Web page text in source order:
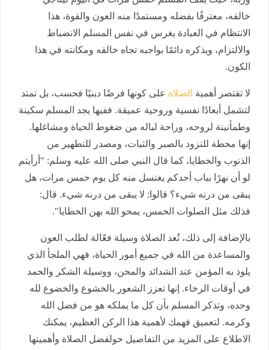
خالقه، معترفًا بفضله ومستمدًا منه العون والقوة، هذا
الانتظام في العبادة يغرس في نفس المسلم الانضباط
والالتزام، ويذكره دائمًا بواجبه تجاه خالقه ومكانته في هذا
الكون.
لا تقتصر أهمية الصلاة على كونها فرضًا دينيًا فحسب، بل تمتد
لتشمل أبعادًا نفسية وروحية عميقة. ففيها يجد المسلم سكينة
وطمأنينة لروحه، وراحة لباله من ضغوط الحياة ومشاغلها.
إنها محطة للتزود بالصبر والثبات، ومصدر للتطهير من
الذنوب والخطايا، كما قال النبي صلى الله عليه وسلم: "أرأيتم
لو أن نهرًا بباب أحدكم يغتسل منه كل يوم خمس مرات، هل
يبقى من درنه شيء؟ قالوا: لا يبقى من درنه شيء. قال:
فذلك مثل الصلوات الخمس، يمحو الله بهن الخطايا".
بالإضافة إلى ذلك، تُعد الصلاة وسيلة فعّالة لطلب العون
والمساعدة من الله في جميع أمور الحياة، فهي الملجأ الذي
يلوذ به المؤمن عند الشدائد والمحن، ووسيلة الشكر والحمد
في أوقات الرخاء. إنها تعزز الشعور بالخشوع والخضوع لله
وحده، وتذكر المسلم بأن كل ما يملكه هو من فضل الله
وكرمه. لتعميق فهمك لأهمية هذا الركن العظيم، يمكنك
الاطلاع على المزيد من التفاصيل حولفضل الصلاة وأهميتها